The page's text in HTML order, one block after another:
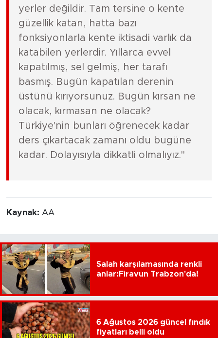
yerler değildir. Tam tersine o kente
güzellik katan, hatta bazı
fonksiyonlarla kente iktisadi varlık da
katabilen yerlerdir. Yıllarca evvel
kapatılmış, sel gelmiş, her tarafı
basmış. Bugün kapatılan derenin
üstünü kırıyorsunuz. Bugün kırsan ne
olacak, kırmasan ne olacak?
Türkiye'nin bunları öğrenecek kadar
ders çıkartacak zamanı oldu bugüne
kadar. Dolayısıyla dikkatli olmalıyız."
Kaynak: AA
Salah karşılamasında renkli
anlar:Firavun Trabzon'da!
6 Ağustos 2026 güncel fındık
fiyatları belli oldu